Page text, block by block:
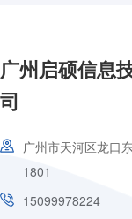
广州启硕信息
司
广州市天河区龙口
1801
15099978224